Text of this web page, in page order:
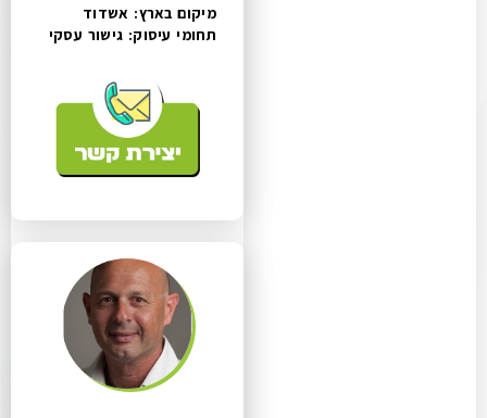
מיקום בארץ: אשדוד
תחומי עיסוק: גישור עסקי